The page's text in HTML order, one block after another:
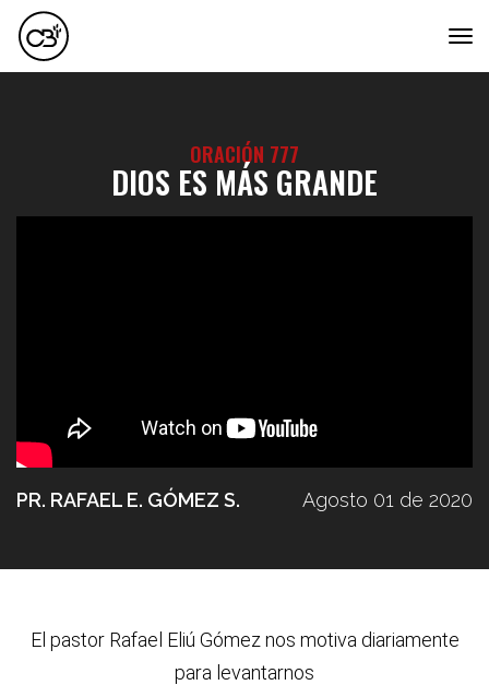
ORACIÓN 777
DIOS ES MÁS GRANDE
PR. RAFAEL E. GÓMEZ S. Agosto 01 de 2020
El pastor Rafael Eliú Gómez nos motiva diariamente
para levantarnos